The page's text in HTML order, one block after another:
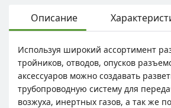
Описание
Используя широкий ассортимент
тройников, отводов, опусков
аксессуаров можно создавать
трубопроводную систему для
возжуха, инертных газов, а так же